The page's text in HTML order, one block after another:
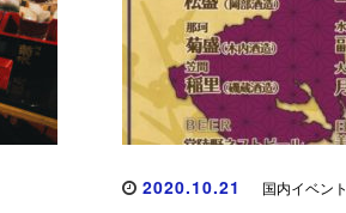
2020.10.21 国内イベント